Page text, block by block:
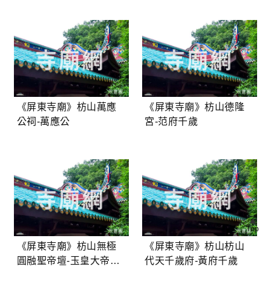
《屏東寺廟》枋山萬應
公祠-萬應公
《屏東寺廟》枋山德隆
宮-范府千歲
《屏東寺廟》枋山無極
圓融聖帝壇-玉皇大帝、
《屏東寺廟》枋山枋山
代天千歲府-黃府千歲
Top